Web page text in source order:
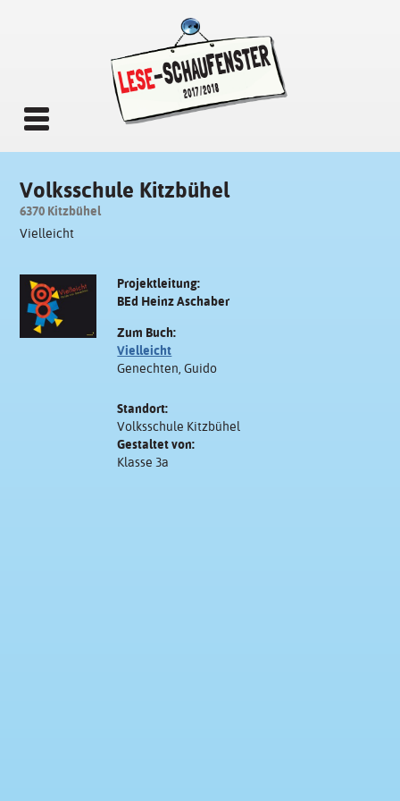
Volksschule Kitzbühel
6370 Kitzbühel
Vielleicht
Projektleitung:
BEd Heinz Aschaber
Zum Buch:
Vielleicht
Genechten, Guido
Standort:
Volksschule Kitzbühel
Gestaltet von:
Klasse 3a